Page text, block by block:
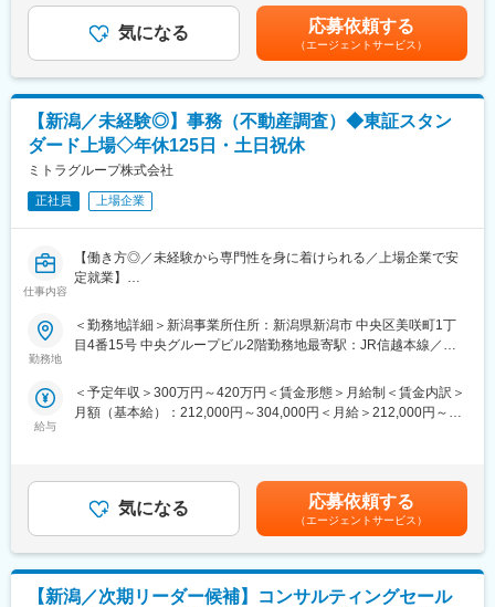
・マネージャー：500万円前後
・スペシャリスト：700万円前後
未経験からスタートした社員も、成果に応じて着実な年収アップ
を実現しています。
■こんな方が活躍しています
・目標達成に向けて主体的に行動できる方
・成果を正当に評価される環境で働きたい方
・営業として市場価値を高めたい方
標数字を追ってきた方が活躍しています。
・年間休日125日
・完全週休2日（土日祝）
も30分単位で調整OK）
・産育休取得実績多数
■仕事内容
企業の課題解決と、人材の活躍支援を両立するポジションです。
・担当企業へのアプローチ（新規／既存フォロー：訪問／電話）
・派遣スタッフのマッチング・就業機会の提供
・社内コーディネーターとの連携
・就業開始後のフォロー（面談・定着支援）
※高い知名度と実績により、企業から直接ご相談をいただく機会も
多く、提案の機会に恵まれています。
営業未経験の方でも提案しやすい環境です。
■ポジションの魅力♪
◇顧客折衝経験がそのまま活きる
これまでの経験で培った【ニーズをくみ取る力／信頼関係構築力
◇幅広い提案でスキルが磨ける
派遣だけでなく、紹介・アウトソーシングなど多様な提案が可
「課題解決型営業」として市場価値を高められます。
◇働きやすさ抜群
◇ミドル層も活躍中！
人生経験や対人力を活かし、年齢に関係なく評価される環境。
「最後の転職にしたい」という方にもフィットします。
研修・OJT・チーム連携が整っており、営業未経験でも着実に成
長できます。
（一律手当を含む）＜昇給有無＞有＜残業手当＞有＜給与補足＞※
経験・能力により優遇※上記想定には賞与・時間外手当含む■給与
見直し：年1回■賞与：業績に応じて賞与額を決定賃金はあくまで
も目安の金額であり、選考を通じて上下する可能性があります。
月給(月額)は固定手当を含めた表記です。
気になる 応募依頼する
（エージェントサービス）
【新潟／未経験◎】事務（不動産調査）◆東証スタン
ダード上場◇年休125日・土日祝休
ミトラグループ株式会社
正社員 上場企業
仕事内容
【働き方◎／未経験から専門性を身に着けられる／上場企業で安
定就業】
◆業務詳細
住宅ローン業務の不動産審査業務を中心にお任せいたします。
（2）重要事項説明書作成代行に係る業務（調査資料の内容精査）
（3）現地調査員への依頼、日程調整等に係る業務
あります。
・担当する業務・グループ内の効率化の検討にも携わって頂きま
す。
■当社について
当社は不動産取引全般において、金融機関や不動産事業者に代行
勤務地
＜勤務地詳細＞新潟事業所住所：新潟県新潟市 中央区美咲町1丁
目4番15号 中央グループビル2階勤務地最寄駅：JR信越本線／新
める事業所
給与
＜予定年収＞300万円～420万円＜賃金形態＞月給制＜賃金内訳＞
月額（基本給）：212,000円～304,000円＜月給＞212,000円～
があります。賃金はあくまでも目安の金額であり、選考を通じて
上下する可能性があります。月給(月額)は固定手当を含めた表記で
す。
気になる 応募依頼する
（エージェントサービス）
【新潟／次期リーダー候補】コンサルティングセール